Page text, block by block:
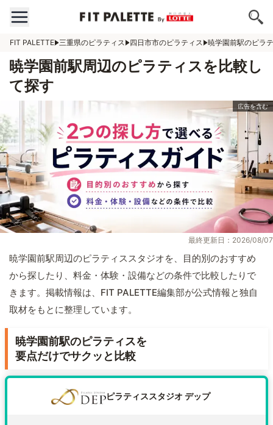
FIT PALETTE 三重県のピラティス 四日市市のピラティス 暁学園前駅のピラ
暁学園前駅周辺のピラティスを比較し
て探す
最終更新日：2026/08/07
暁学園前駅周辺のピラティススタジオを、目的別のおすすめ
から探したり、料金・体験・設備などの条件で比較したりで
きます。掲載情報は、FIT PALETTE編集部が公式情報と独自
取材をもとに整理しています。
暁学園前駅のピラティスを
要点だけでサクッと比較
ピラティススタジオ デップ